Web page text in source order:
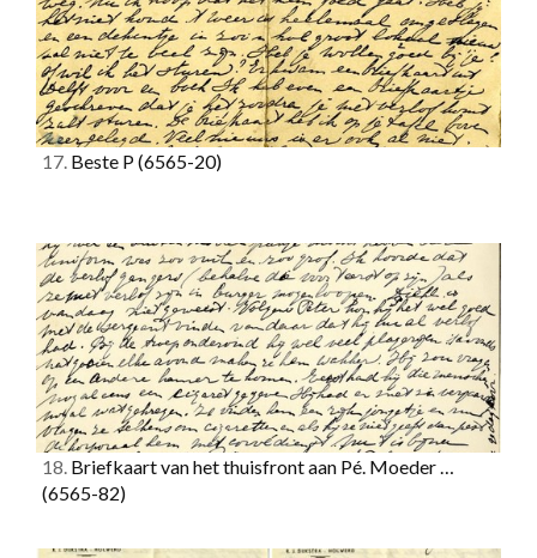
17. Beste P(6565-20)
18. Briefkaart van het thuisfront aan Pé. Moeder …
(6565-82)